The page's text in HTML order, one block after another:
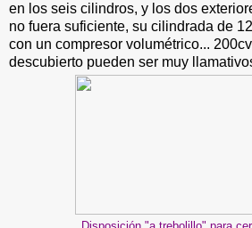
en los seis cilindros, y los dos
no fuera suficiente, su cilindrada de
con un compresor volumétrico...
descubierto pueden ser muy